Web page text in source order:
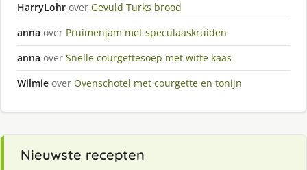
HarryLohr over Gevuld Turks brood
anna over Pruimenjam met speculaaskruiden
anna over Snelle courgettesoep met witte kaas
Wilmie over Ovenschotel met courgette en tonijn
Nieuwste recepten